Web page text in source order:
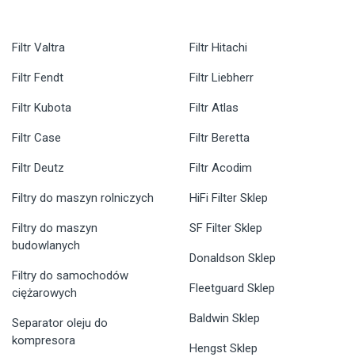
Filtr Valtra
Filtr Fendt
Filtr Kubota
Filtr Case
Filtr Deutz
Filtr Hitachi
Filtr Liebherr
Filtr Atlas
Filtr Beretta
Filtr Acodim
Filtry do maszyn rolniczych
Filtry do maszyn
budowlanych
Filtry do samochodów
ciężarowych
Separator oleju do
kompresora
HiFi Filter Sklep
SF Filter Sklep
Donaldson Sklep
Fleetguard Sklep
Baldwin Sklep
Hengst Sklep